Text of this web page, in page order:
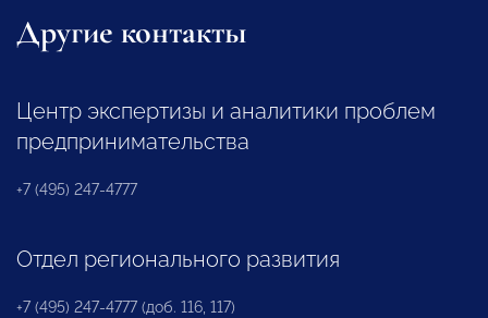
Другие контакты
Центр экспертизы и аналитики проблем
предпринимательства
+7 (495) 247-4777
Отдел регионального развития
+7 (495) 247-4777 (доб. 116, 117)